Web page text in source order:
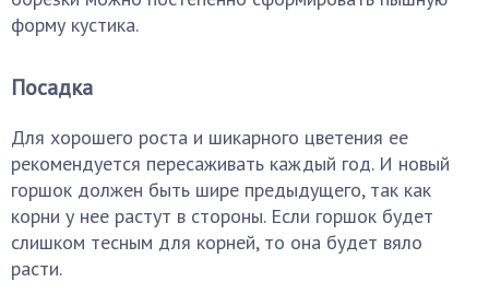
форму кустика.
Посадка
Для хорошего роста и шикарного цветения ее
рекомендуется пересаживать каждый год. И новый
горшок должен быть шире предыдущего, так как
корни у нее растут в стороны. Если горшок будет
слишком тесным для корней, то она будет вяло
расти.